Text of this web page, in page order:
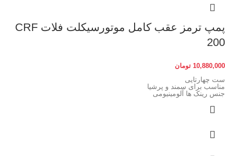
پمپ ترمز عقب کامل موتورسیکلت فلات CRF
200
10,880,000 تومان
ست چهارتایی
مناسب برای سمند و پرشیا
جنس رینک ها آلومینیومی